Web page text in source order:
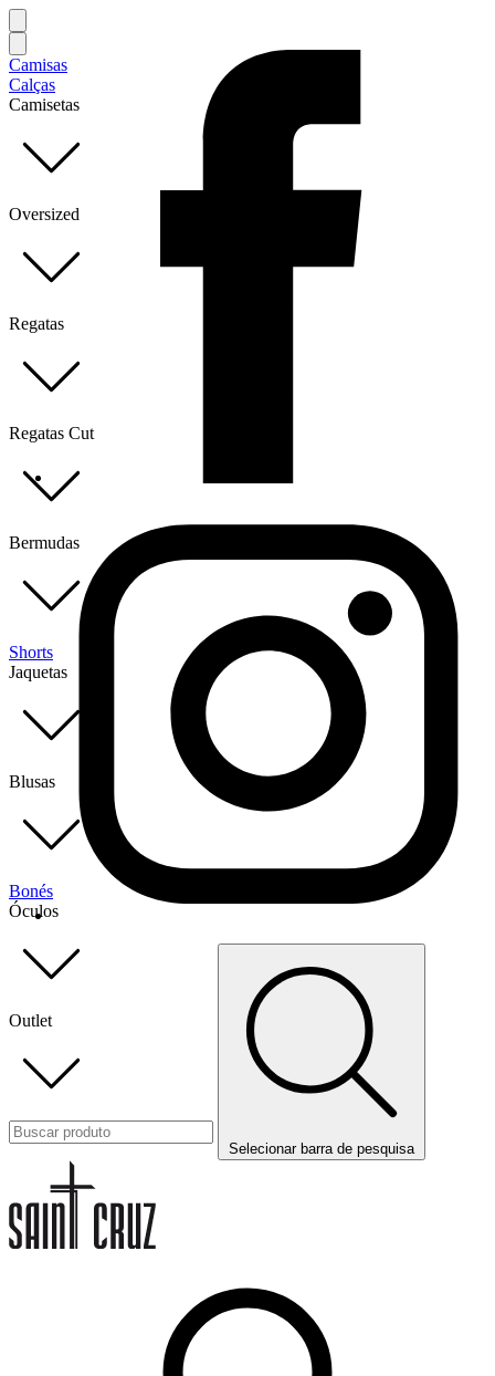
Camisas
Calças
Camisetas
Oversized
Regatas
Regatas Cut
Bermudas
Shorts
Jaquetas
Blusas
Bonés
Óculos
Outlet
Selecionar barra de pesquisa